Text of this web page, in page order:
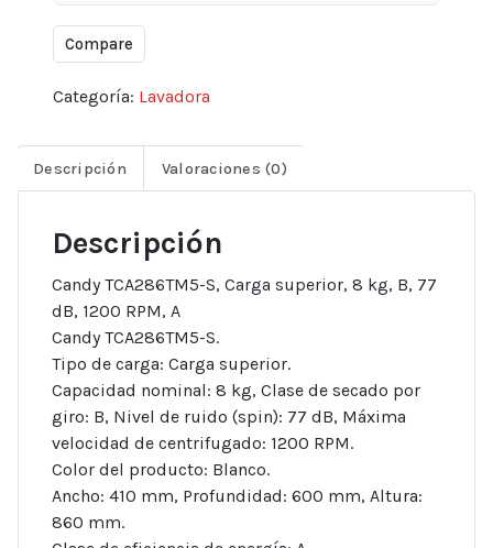
Compare
Categoría: Lavadora
Descripción Valoraciones (0)
Descripción
Candy TCA286TM5-S, Carga superior, 8 kg, B, 77
dB, 1200 RPM, A
Candy TCA286TM5-S.
Tipo de carga: Carga superior.
Capacidad nominal: 8 kg, Clase de secado por
giro: B, Nivel de ruido (spin): 77 dB, Máxima
velocidad de centrifugado: 1200 RPM.
Color del producto: Blanco.
Ancho: 410 mm, Profundidad: 600 mm, Altura:
860 mm.